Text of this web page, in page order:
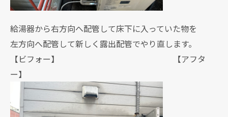
給湯器から右方向へ配管して床下に入っていた物を
左方向へ配管して新しく露出配管でやり直します。
【ビフォー】 【アフタ
ー】